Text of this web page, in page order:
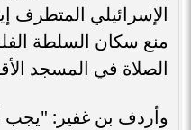
الإسرائيلي المتطرف
منع سكان السلطة
الصلاة في المسجد
وأردف بن غفير: "يجب